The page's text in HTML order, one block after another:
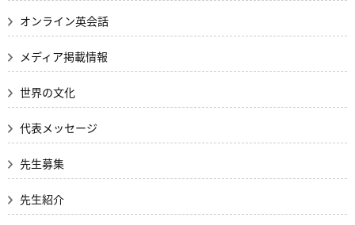
オンライン英会話
メディア掲載情報
世界の文化
代表メッセージ
先生募集
先生紹介